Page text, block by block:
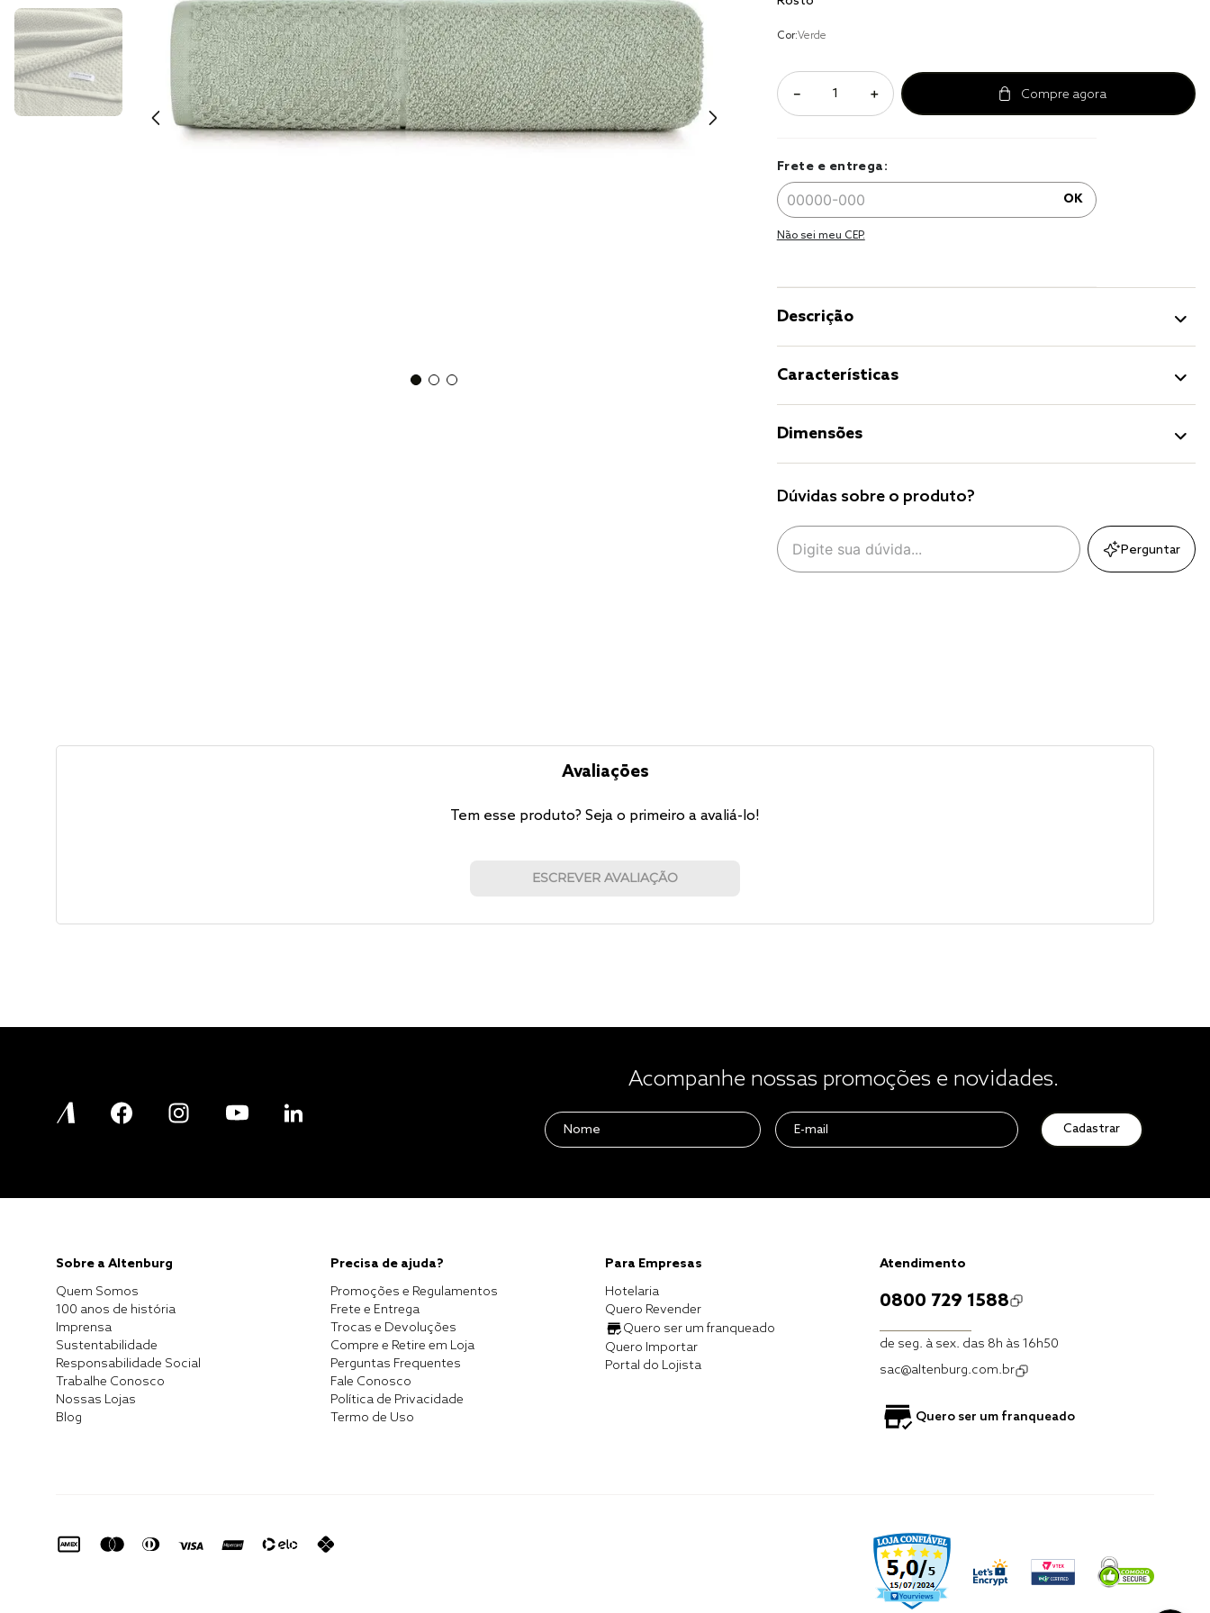
Cor:Verde
＋
－
Frete e entrega:
OK
Não sei meu CEP.
Descrição
Características
Dimensões
Dúvidas sobre o produto?
Perguntar
Avaliações
Tem esse produto? Seja o primeiro a avaliá-lo!
ESCREVER AVALIAÇÃO
Acompanhe nossas promoções e novidades.
Cadastrar
Sobre a Altenburg
Quem Somos
100 anos de história
Imprensa
Sustentabilidade
Responsabilidade Social
Trabalhe Conosco
Nossas Lojas
Blog
Precisa de ajuda?
Promoções e Regulamentos
Frete e Entrega
Trocas e Devoluções
Compre e Retire em Loja
Perguntas Frequentes
Fale Conosco
Política de Privacidade
Termo de Uso
Para Empresas
Hotelaria
Quero Revender
Quero ser um franqueado
Quero Importar
Portal do Lojista
Atendimento
0800 729 1588
de seg. à sex. das 8h às 16h50
sac@altenburg.com.br
Quero ser um franqueado
casal